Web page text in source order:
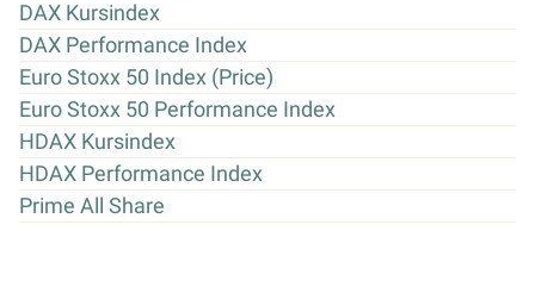
DAX Kursindex
DAX Performance Index
Euro Stoxx 50 Index (Price)
Euro Stoxx 50 Performance Index
HDAX Kursindex
HDAX Performance Index
Prime All Share